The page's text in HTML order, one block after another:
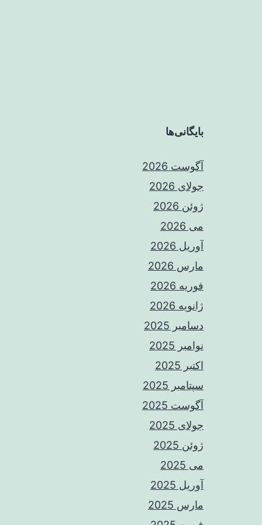
بایگانی‌ها
آگوست 2026
جولای 2026
ژوئن 2026
می 2026
آوریل 2026
مارس 2026
فوریه 2026
ژانویه 2026
دسامبر 2025
نوامبر 2025
اکتبر 2025
سپتامبر 2025
آگوست 2025
جولای 2025
ژوئن 2025
می 2025
آوریل 2025
مارس 2025